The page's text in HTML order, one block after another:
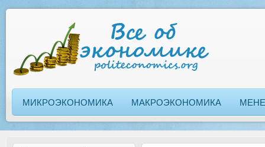
МИКРОЭКОНОМИКА МАКРОЭКОНОМИКА